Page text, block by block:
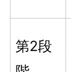
第2段